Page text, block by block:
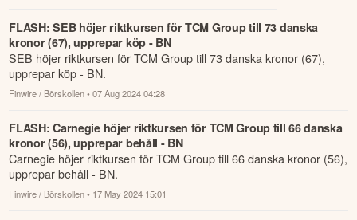
FLASH: SEB höjer riktkursen för TCM Group till 73 danska
kronor (67), upprepar köp - BN
SEB höjer riktkursen för TCM Group till 73 danska kronor (67),
upprepar köp - BN.
Finwire / Börskollen • 07 Aug 2024 04:28
FLASH: Carnegie höjer riktkursen för TCM Group till 66 danska
kronor (56), upprepar behåll - BN
Carnegie höjer riktkursen för TCM Group till 66 danska kronor (56),
upprepar behåll - BN.
Finwire / Börskollen • 17 May 2024 15:01